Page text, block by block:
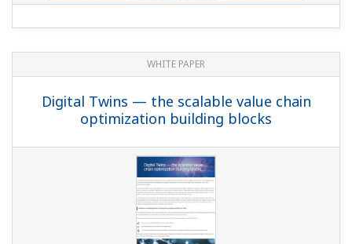
WHITE PAPER
Digital Twins — the scalable value chain
optimization building blocks